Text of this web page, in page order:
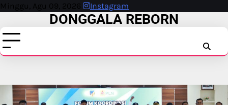
Skip
content
Minggu, Agu 09, 2026 Instagram
DONGGALA REBORN